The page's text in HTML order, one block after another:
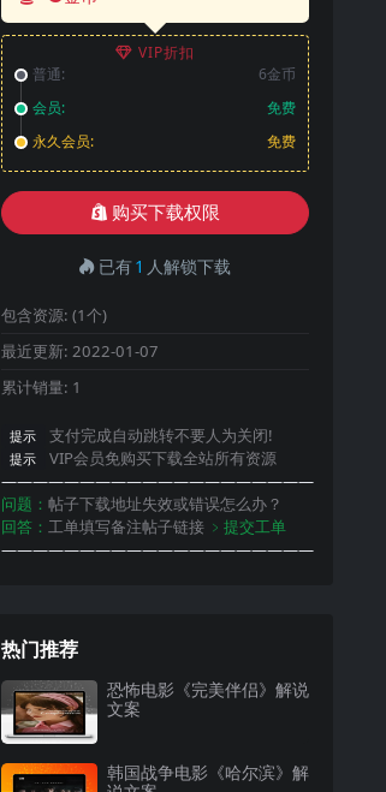
VIP折扣
普通:
6金币
会员:
免费
永久会员:
免费
购买下载权限
已有1 人解锁下载
包含资源: (1个)
最近更新: 2022-01-07
累计销量: 1
提示 支付完成自动跳转不要人为关闭!
提示
VIP会员免购买下载全站所有资源
————————————————————
问题： 帖子下载地址失效或错误怎么办？
回答： 工单填写备注帖子链接 ﹥提交工单
————————————————————
热门推荐
恐怖电影《完美伴侣》解说
文案
韩国战争电影《哈尔滨》解